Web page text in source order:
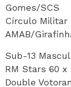
Gomes/SCS
Círculo Militar
AMAB/
Sub-13
RM Stars 60 x
Double